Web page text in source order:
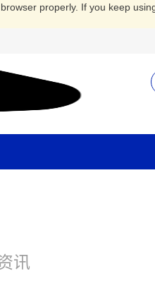
properly. If you keep
讯